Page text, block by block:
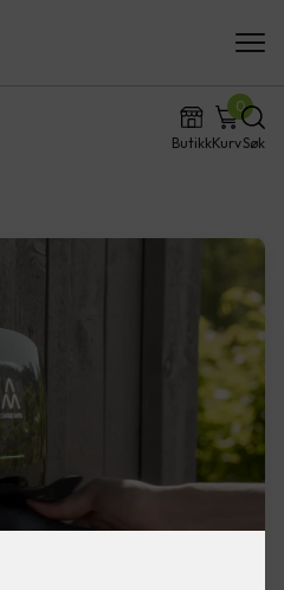
ButikkKurv
0
Søk